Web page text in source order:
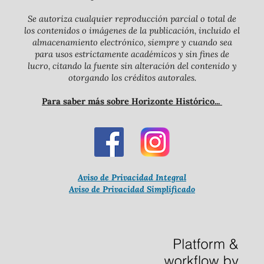
Se autoriza cualquier reproducción parcial o total de
los contenidos o imágenes de la publicación, incluido el
almacenamiento electrónico, siempre y cuando sea
para usos estrictamente académicos y sin fines de
lucro, citando la fuente sin alteración del contenido y
otorgando los créditos autorales.
Para saber más sobre Horizonte Histórico...
Aviso de Privacidad Integral
Aviso de Privacidad Simplificado